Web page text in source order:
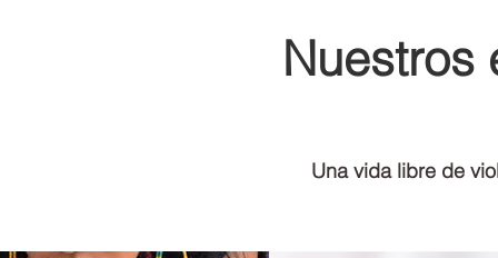
Nuestros
Una vida libre de